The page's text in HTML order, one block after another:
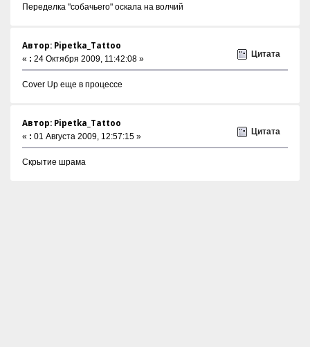
Переделка "собачьего" оскала на волчий
Автор: Pipetka_Tattoo
« : 24 Октября 2009, 11:42:08 »
Цитата
Cover Up еще в процессе
Автор: Pipetka_Tattoo
« : 01 Августа 2009, 12:57:15 »
Цитата
Скрытие шрама